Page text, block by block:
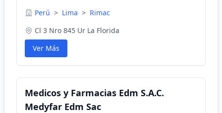
Perú > Lima > Rimac
Cl 3 Nro 845 Ur La Florida
Ver Más
Medicos y Farmacias Edm S.A.C.
Medyfar Edm Sac